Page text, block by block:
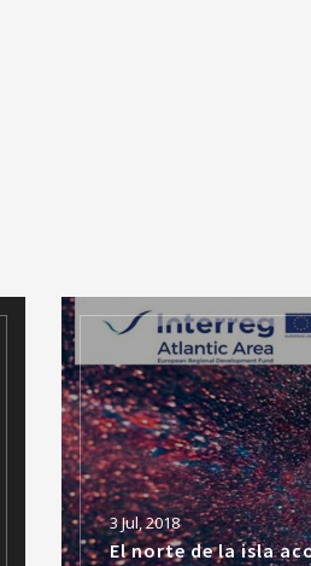
3 Jul, 2018
El norte de la isla